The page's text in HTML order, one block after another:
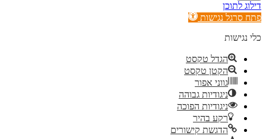
נגישות
הגדל טקסט
הקטן טקסט
גווני אפור
ניגודיות גבוהה
ניגודיות הפוכה
רקע בהיר
הדגשת קישורים